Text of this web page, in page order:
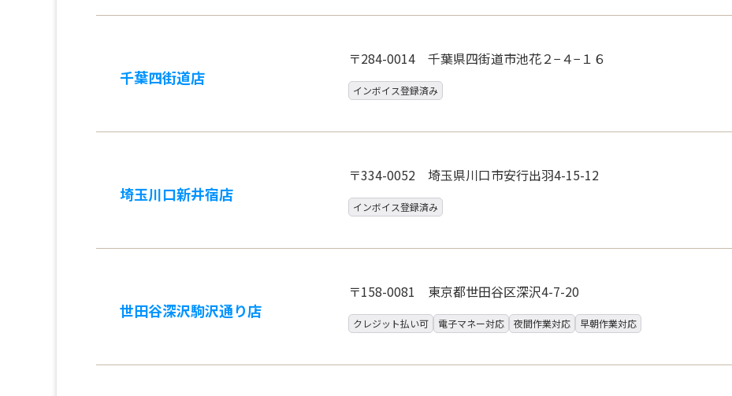
千葉四街道店
〒284-0014 千葉県四街道市池花２−４−１６
インボイス登録済み
埼玉川口新井宿店
〒334-0052 埼玉県川口市安行出羽4-15-12
インボイス登録済み
世田谷深沢駒沢通り店
〒158-0081 東京都世田谷区深沢4-7-20
クレジット払い可 電子マネー対応 夜間作業対応 早朝作業対応